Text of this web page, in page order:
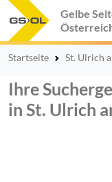
Gelbe
Startseite St. Ulrich
Ihre
in St. Ulrich